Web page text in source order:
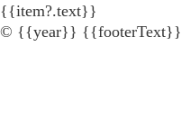
{{item?.text}}
© {{year}} {{footerText}}